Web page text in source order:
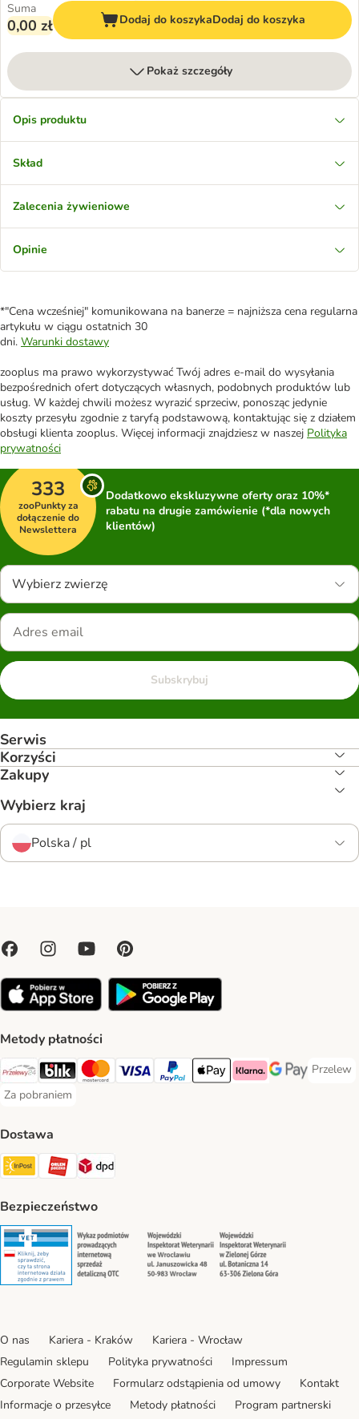
Suma
0,00 zł Dodaj do koszykaDodaj do koszyka
Pokaż szczegóły
Opis produktu
Skład
Zalecenia żywieniowe
Opinie
*"Cena wcześniej" komunikowana na banerze = najniższa cena regularna
artykułu w ciągu ostatnich 30
dni. Warunki dostawy
zooplus ma prawo wykorzystywać Twój adres e-mail do wysyłania
bezpośrednich ofert dotyczących własnych, podobnych produktów lub
usług. W każdej chwili możesz wyrazić sprzeciw, ponosząc jedynie
koszty przesyłu zgodnie z taryfą podstawową, kontaktując się z działem
obsługi klienta zooplus. Więcej informacji znajdziesz w naszej Polityka
prywatności
333
zooPunkty za
dołączenie do
Newslettera
Dodatkowo ekskluzywne oferty oraz 10%*
rabatu na drugie zamówienie (*dla nowych
klientów)
Wybierz zwierzę
Subskrybuj
Serwis
Korzyści
Zakupy
Wybierz kraj
Polska / pl
Metody płatności
Przelewy24 Payment Method
Blik Payment Method
MasterCard Payment Method
Visa Payment Method
PayPal Payment Method
Apple Pay Payment Method
Klarna Payment Method
Google Pay
Przelew
Przelew
Za pobraniem
Za pobraniem Payment Method
Dostawa
Paczkomat® Shipping Method
ORLEN Paczka Shipping Method
DPD Shipping Method
Bezpieczeństwo
Security Security Security
O nas Kariera - Kraków
Kariera - Wrocław
Regulamin sklepu
Polityka prywatności
Impressum
Corporate Website
Formularz odstąpienia od umowy
Kontakt
Informacje o przesyłce
Metody płatności
Program partnerski